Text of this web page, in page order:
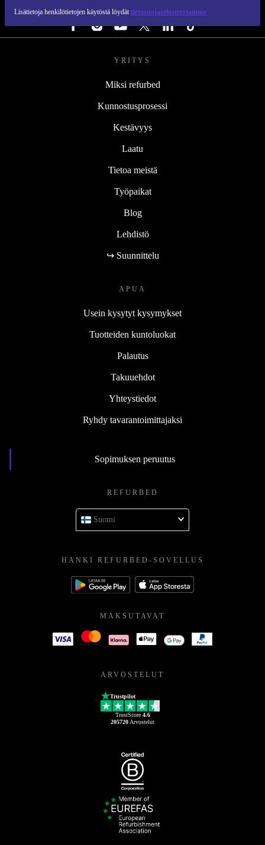
Lisätietoja henkilötietojen käytöstä löydät tietosuojaselosteestamme
YRITYS
Miksi refurbed
Kunnostusprosessi
Kestävyys
Laatu
Tietoa meistä
Työpaikat
Blog
Lehdistö
↪ Suunnittelu
APUA
Usein kysytyt kysymykset
Tuotteiden kuntoluokat
Palautus
Takuuehdot
Yhteystiedot
Ryhdy tavarantoimittajaksi
Sopimuksen peruutus
REFURBED
Suomi
HANKI REFURBED-SOVELLUS
MAKSUTAVAT
ARVOSTELUT
Trustpilot
TrustScore 4.6
205720 Arvostelut